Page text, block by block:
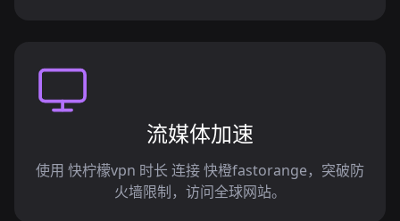
流媒体加速
使用 快柠檬vpn 时长 连接 快橙fastorange，突破防
火墙限制，访问全球网站。